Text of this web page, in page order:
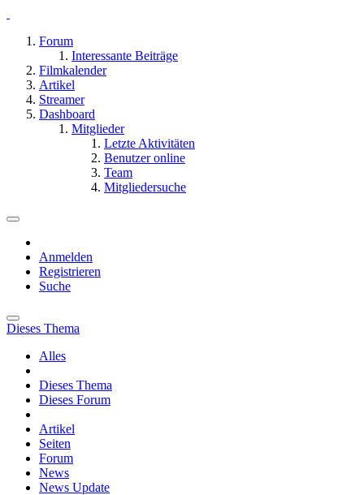
Forum
Interessante Beiträge
Filmkalender
Artikel
Streamer
Dashboard
Mitglieder
Letzte Aktivitäten
Benutzer online
Team
Mitgliedersuche
Anmelden
Registrieren
Suche
Dieses Thema
Alles
Dieses Thema
Dieses Forum
Artikel
Seiten
Forum
News
News Update